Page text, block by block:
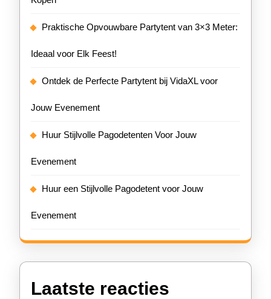
Praktische Opvouwbare Partytent van 3×3 Meter:
Ideaal voor Elk Feest!
Ontdek de Perfecte Partytent bij VidaXL voor
Jouw Evenement
Huur Stijlvolle Pagodetenten Voor Jouw
Evenement
Huur een Stijlvolle Pagodetent voor Jouw
Evenement
Laatste reacties